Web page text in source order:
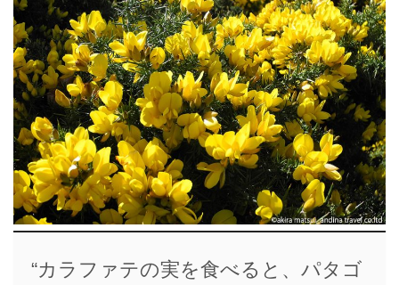
“カラファテの実を食べると、パタゴ